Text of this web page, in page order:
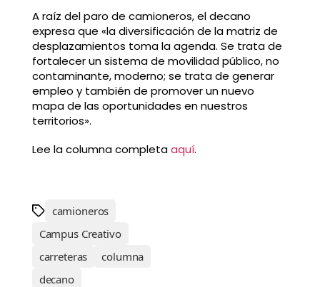
A raíz del paro de camioneros, el decano
expresa que «la diversificación de la matriz de
desplazamientos toma la agenda. Se trata de
fortalecer un sistema de movilidad público, no
contaminante, moderno; se trata de generar
empleo y también de promover un nuevo
mapa de las oportunidades en nuestros
territorios».
Lee la columna completaaquí.
camioneros
Campus Creativo
carreteras
columna
decano